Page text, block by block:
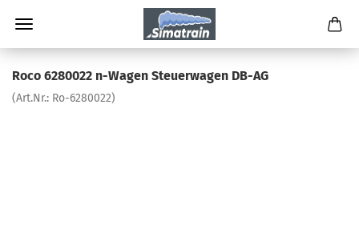
Roco 6280022 n-Wagen Steuerwagen DB-AG
(Art.Nr.: Ro-6280022)